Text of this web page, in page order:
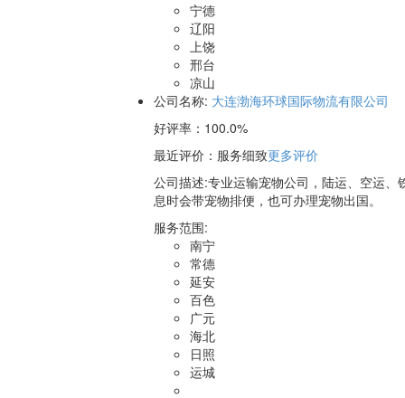
宁德
辽阳
上饶
邢台
凉山
公司名称: 大连渤海环球国际物流有限公司
好评率： 100.0%
最近评价 ：服务细致更多评价
公司描述:专业运输宠物公司，陆运、空运
息时会带宠物排便，也可办理宠物出国。
服务范围:
南宁
常德
延安
百色
广元
海北
日照
运城